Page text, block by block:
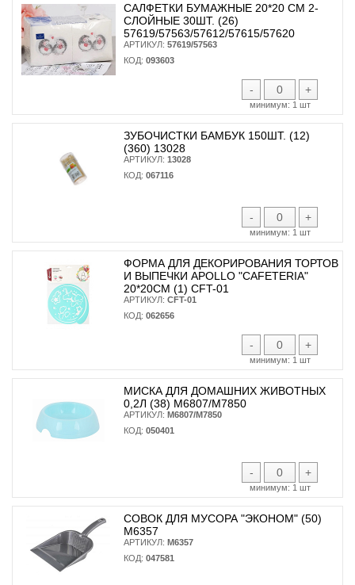
САЛФЕТКИ БУМАЖНЫЕ 20*20 СМ 2-
СЛОЙНЫЕ 30ШТ. (26)
57619/57563/57612/57615/57620
АРТИКУЛ: 57619/57563
КОД: 093603
- +
минимум: 1 шт
ЗУБОЧИСТКИ БАМБУК 150ШТ. (12)
(360) 13028
АРТИКУЛ: 13028
КОД: 067116
- +
минимум: 1 шт
ФОРМА ДЛЯ ДЕКОРИРОВАНИЯ ТОРТОВ
И ВЫПЕЧКИ APOLLO "CAFETERIA"
20*20СМ (1) CFT-01
АРТИКУЛ: CFT-01
КОД: 062656
- +
минимум: 1 шт
МИСКА ДЛЯ ДОМАШНИХ ЖИВОТНЫХ
0,2Л (38) М6807/М7850
АРТИКУЛ: М6807/М7850
КОД: 050401
- +
минимум: 1 шт
СОВОК ДЛЯ МУСОРА "ЭКОНОМ" (50)
М6357
АРТИКУЛ: М6357
КОД: 047581